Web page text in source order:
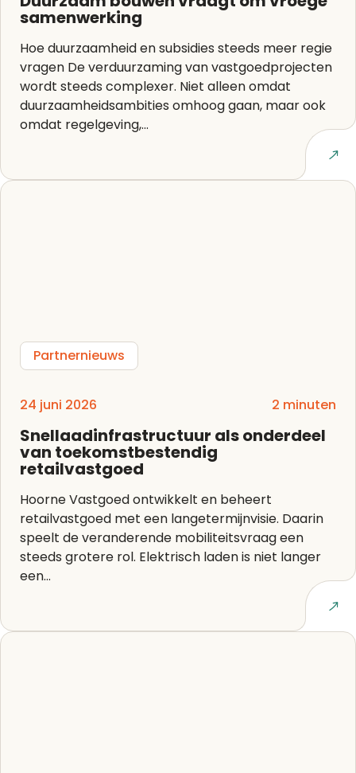
samenwerking
Hoe duurzaamheid en subsidies steeds meer regie
vragen De verduurzaming van vastgoedprojecten
wordt steeds complexer. Niet alleen omdat
duurzaamheidsambities omhoog gaan, maar ook
omdat regelgeving,...
Lees artikel
Partnernieuws
24 juni 2026 2 minuten
Snellaadinfrastructuur als onderdeel
van toekomstbestendig
retailvastgoed
Hoorne Vastgoed ontwikkelt en beheert
retailvastgoed met een langetermijnvisie. Daarin
speelt de veranderende mobiliteitsvraag een
steeds grotere rol. Elektrisch laden is niet langer
een...
Lees artikel